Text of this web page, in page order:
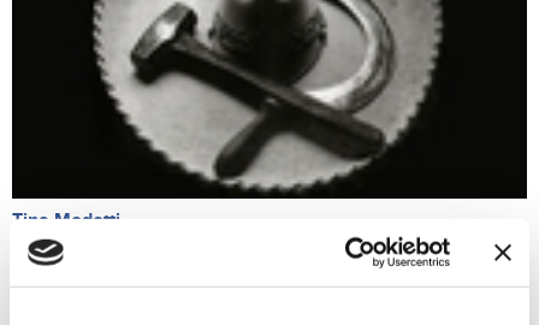
Tina Modotti
14/09/2019 al 20/10/2019